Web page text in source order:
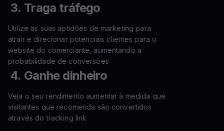
Traga tráfego
Utilize as suas aptidões de marketing para
atrair e direcionar potenciais clientes para o
website do comerciante, aumentando a
probabilidade de conversões
Ganhe dinheiro
Veja o seu rendimento aumentar à medida que
visitantes que recomenda são convertidos
através do tracking link